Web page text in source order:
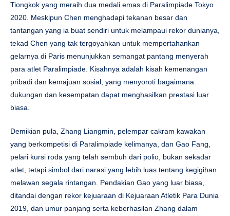
Tiongkok yang meraih dua medali emas di Paralimpiade Tokyo
2020. Meskipun Chen menghadapi tekanan besar dan
tantangan yang ia buat sendiri untuk melampaui rekor dunianya,
tekad Chen yang tak tergoyahkan untuk mempertahankan
gelarnya di Paris menunjukkan semangat pantang menyerah
para atlet Paralimpiade. Kisahnya adalah kisah kemenangan
pribadi dan kemajuan sosial, yang menyoroti bagaimana
dukungan dan kesempatan dapat menghasilkan prestasi luar
biasa.
Demikian pula, Zhang Liangmin, pelempar cakram kawakan
yang berkompetisi di Paralimpiade kelimanya, dan Gao Fang,
pelari kursi roda yang telah sembuh dari polio, bukan sekadar
atlet, tetapi simbol dari narasi yang lebih luas tentang kegigihan
melawan segala rintangan. Pendakian Gao yang luar biasa,
ditandai dengan rekor kejuaraan di Kejuaraan Atletik Para Dunia
2019, dan umur panjang serta keberhasilan Zhang dalam